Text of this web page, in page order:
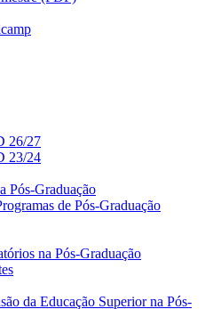
26/27
23/24
Pós-Graduação
de Pós-Graduação
na Pós-Graduação
da Educação Superior na Pós-